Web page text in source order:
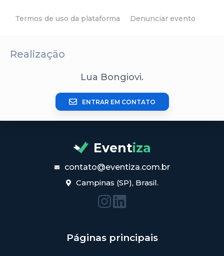
Termos de uso da plataforma Denunciar evento
Realização
Lua Bongiovi.
ENTRAR EM CONTATO
Eventiza
contato@eventiza.com.br
Campinas (SP), Brasil.
Páginas principais